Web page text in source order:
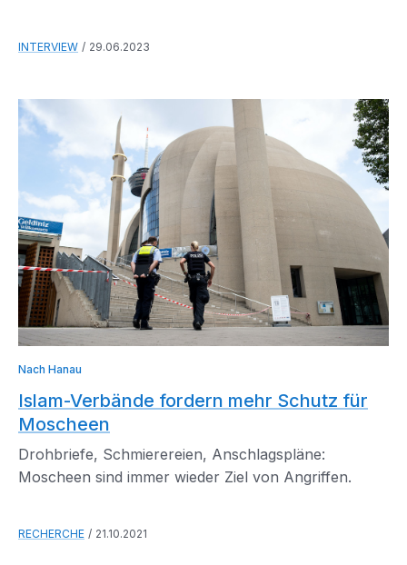
INTERVIEW 29.06.2023
Nach Hanau
Islam-Verbände fordern mehr Schutz für
Moscheen
Drohbriefe, Schmierereien, Anschlagspläne:
Moscheen sind immer wieder Ziel von Angriffen.
RECHERCHE 21.10.2021